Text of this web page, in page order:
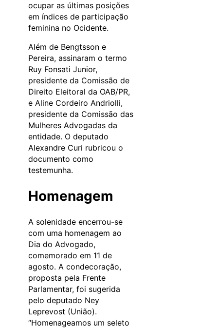
ocupar as últimas posições
em índices de participação
feminina no Ocidente.
Além de Bengtsson e
Pereira, assinaram o termo
Ruy Fonsati Junior,
presidente da Comissão de
Direito Eleitoral da OAB/PR,
e Aline Cordeiro Andriolli,
presidente da Comissão das
Mulheres Advogadas da
entidade. O deputado
Alexandre Curi rubricou o
documento como
testemunha.
Homenagem
A solenidade encerrou-se
com uma homenagem ao
Dia do Advogado,
comemorado em 11 de
agosto. A condecoração,
proposta pela Frente
Parlamentar, foi sugerida
pelo deputado Ney
Leprevost (União).
“Homenageamos um seleto